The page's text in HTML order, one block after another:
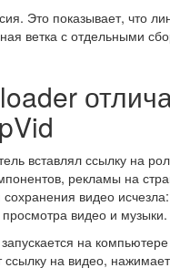
Это показывает, что
ветка с отдельными
вставлял ссылку на
рекламы на
видео
видео и музыки.
на
ссылку на видео, нажимает